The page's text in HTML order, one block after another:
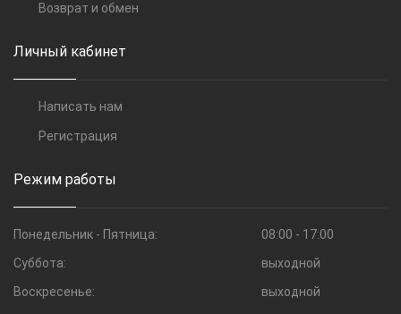
Возврат и обмен
Личный кабинет
Написать нам
Регистрация
Режим работы
Понедельник - Пятница:
08:00 - 17:00
Суббота:
выходной
Воскресенье:
выходной